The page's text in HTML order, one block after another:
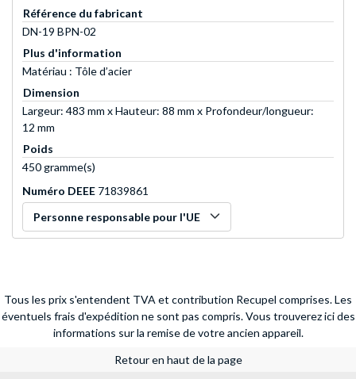
Référence du fabricant
DN-19 BPN-02
Plus d'information
Matériau : Tôle d’acier
Dimension
Largeur: 483 mm x Hauteur: 88 mm x Profondeur/longueur:
12 mm
Poids
450 gramme(s)
Numéro DEEE 71839861
Personne responsable pour l'UE
Tous les prix s'entendent TVA et contribution Recupel comprises. Les
éventuels frais d'expédition ne sont pas compris. Vous trouverez ici des
informations sur la remise de votre ancien appareil.
Retour en haut de la page